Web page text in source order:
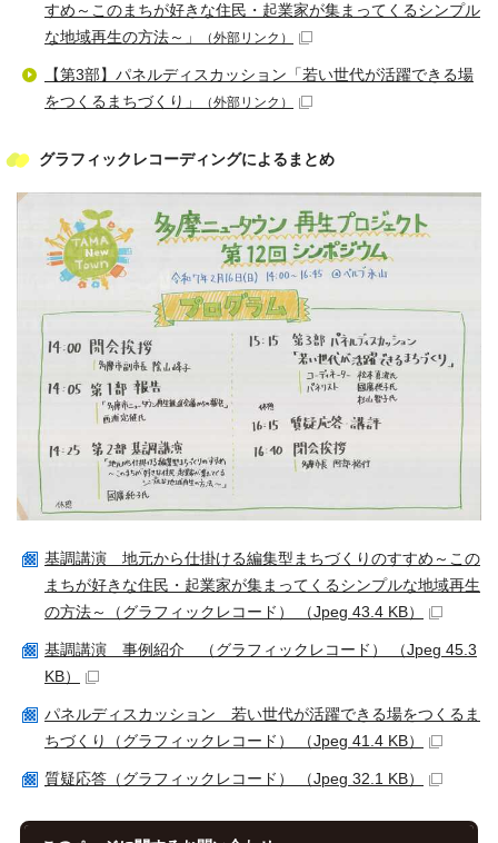
すめ～このまちが好きな住民・起業家が集まってくるシンプル
な地域再生の方法～」
（外部リンク）
【第3部】パネルディスカッション「若い世代が活躍できる場
をつくるまちづくり」
（外部リンク）
グラフィックレコーディングによるまとめ
基調講演 地元から仕掛ける編集型まちづくりのすすめ～この
まちが好きな住民・起業家が集まってくるシンプルな地域再生
の方法～（グラフィックレコード） （Jpeg 43.4 KB）
基調講演 事例紹介 （グラフィックレコード） （Jpeg 45.3
KB）
パネルディスカッション 若い世代が活躍できる場をつくるま
ちづくり（グラフィックレコード） （Jpeg 41.4 KB）
質疑応答（グラフィックレコード） （Jpeg 32.1 KB）